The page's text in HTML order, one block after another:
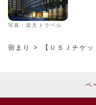
写真：楽天トラベル
宿まり > 【ＵＳＪチケッ
ペ